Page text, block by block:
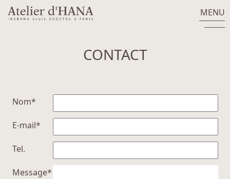
MENU
CONTACT
Nom*
E-mail*
Tel.
Message*